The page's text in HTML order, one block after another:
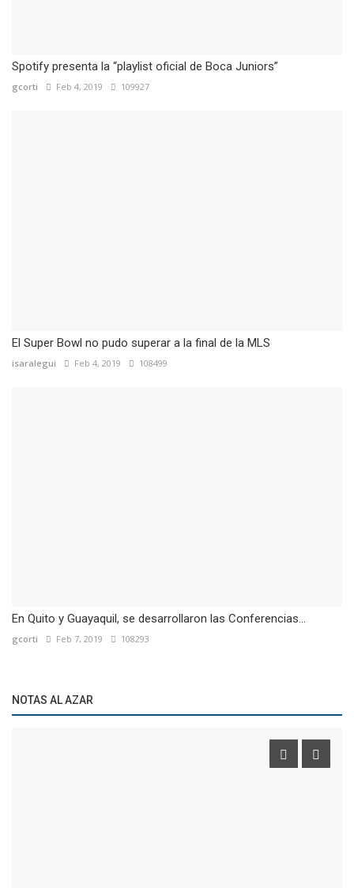
Spotify presenta la “playlist oficial de Boca Juniors”
gcorti Feb 4, 2019 109927
El Super Bowl no pudo superar a la final de la MLS
isaralegui Feb 4, 2019 108499
En Quito y Guayaquil, se desarrollaron las Conferencias...
gcorti Feb 7, 2019 108293
NOTAS AL AZAR